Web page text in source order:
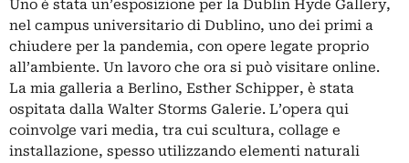
Uno è stata un’esposizione per la Dublin Hyde Gallery,
nel campus universitario di Dublino, uno dei primi a
chiudere per la pandemia, con opere legate proprio
all’ambiente. Un lavoro che ora si può visitare online.
La mia galleria a Berlino, Esther Schipper, è stata
ospitata dalla Walter Storms Galerie. L’opera qui
coinvolge vari media, tra cui scultura, collage e
installazione, spesso utilizzando elementi naturali